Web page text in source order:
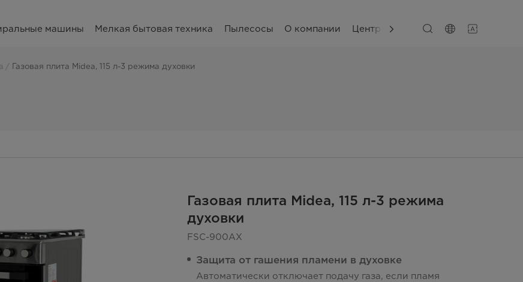
машины Мелкая бытовая техника Пылесосы О компании Центр поддержки
Газовая плита Midea, 115 л-3 режима духовки
Газовая плита Midea, 115 л-3 режима
духовки
FSC-900AX
Защита от гашения пламени в духовке
Автоматически отключает подачу газа, если пламя